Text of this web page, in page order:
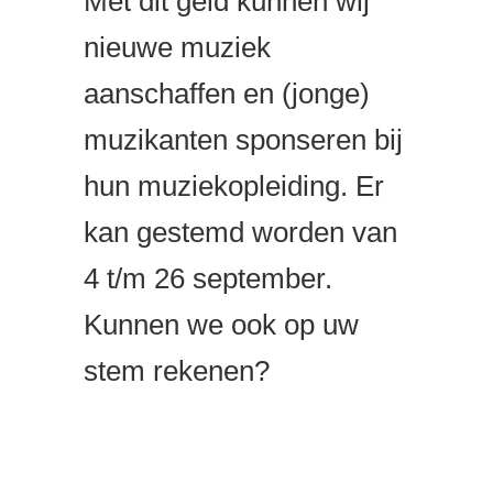
nieuwe muziek
aanschaffen en (jonge)
muzikanten sponseren bij
hun muziekopleiding. Er
kan gestemd worden van
4 t/m 26 september.
Kunnen we ook op uw
stem rekenen?